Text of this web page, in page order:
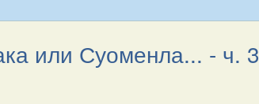
или Суоменла... - ч. 3